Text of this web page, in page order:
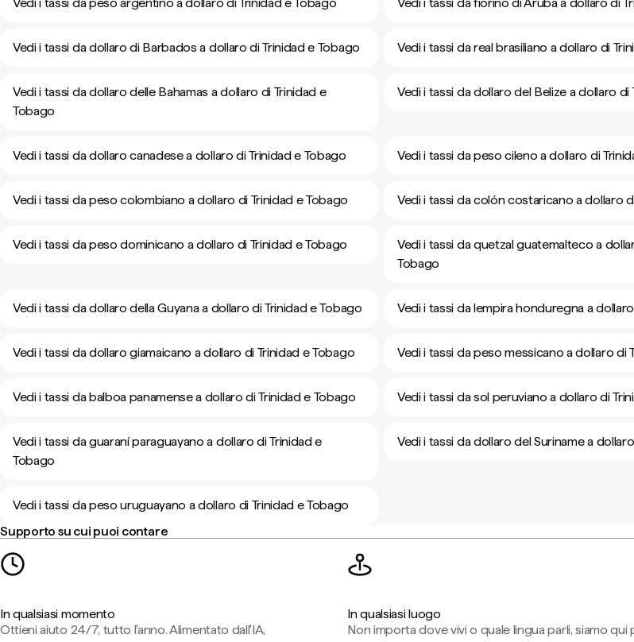
Vedi i tassi da dollaro di Barbados a dollaro di Trinidad e Tobago Vedi i tassi da real brasiliano a dollaro di
Vedi i tassi da dollaro delle Bahamas a dollaro di Trinidad e
Tobago
Vedi i tassi da dollaro del Belize a dollaro di
Vedi i tassi da dollaro canadese a dollaro di Trinidad e Tobago Vedi i tassi da peso cileno a dollaro di
Vedi i tassi da peso colombiano a dollaro di Trinidad e Tobago Vedi i tassi da colón costaricano a dollaro
Vedi i tassi da peso dominicano a dollaro di Trinidad e Tobago
Vedi i tassi da quetzal guatemalteco a
Tobago
Vedi i tassi da dollaro della Guyana a dollaro di Trinidad e Tobago Vedi i tassi da lempira honduregna a
Vedi i tassi da dollaro giamaicano a dollaro di Trinidad e Tobago Vedi i tassi da peso messicano a dollaro di
Vedi i tassi da balboa panamense a dollaro di Trinidad e Tobago Vedi i tassi da sol peruviano a dollaro di
Vedi i tassi da guaraní paraguayano a dollaro di Trinidad e
Tobago
Vedi i tassi da dollaro del Suriname a
Vedi i tassi da peso uruguayano a dollaro di Trinidad e Tobago
Supporto su cui puoi contare
In qualsiasi momento
Ottieni aiuto 24/7, tutto l'anno. Alimentato dall'IA,
In qualsiasi luogo
Non importa dove vivi o quale lingua parli, siamo qui